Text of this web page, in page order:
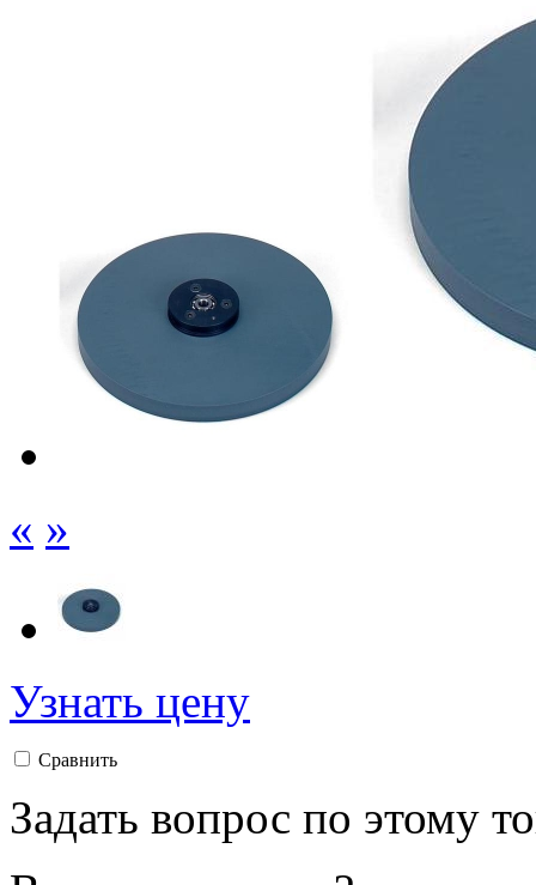
« »
Узнать цену
Сравнить
Задать вопрос по этому